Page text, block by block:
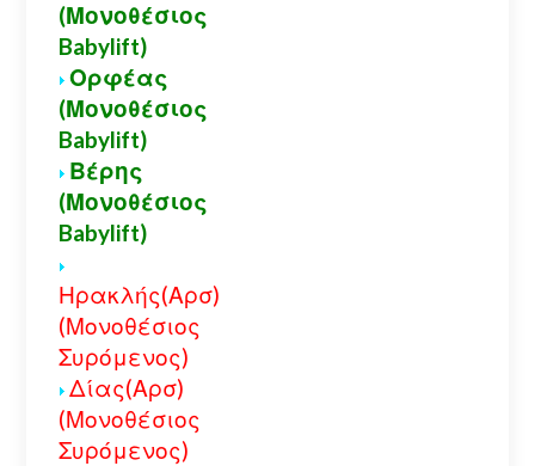
(Μονοθέσιος
Babylift)
Ορφέας
(Μονοθέσιος
Babylift)
Βέρης
(Μονοθέσιος
Babylift)
Ηρακλής(Αρσ)
(Μονοθέσιος
Συρόμενος)
Δίας(Αρσ)
(Μονοθέσιος
Συρόμενος)